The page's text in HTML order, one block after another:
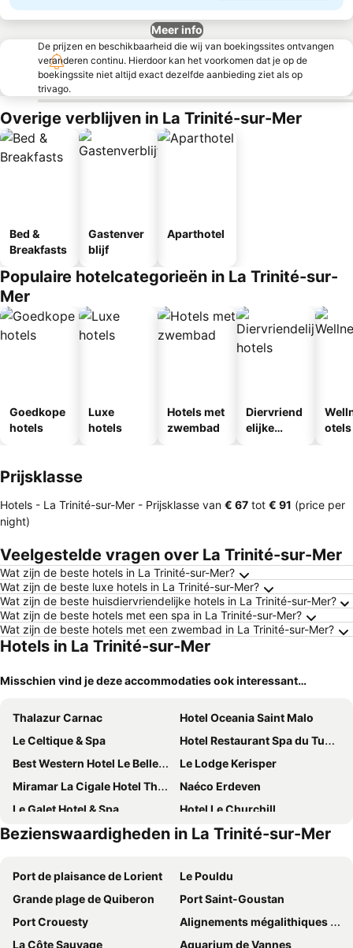
Meer info
De prijzen en beschikbaarheid die wij van boekingssites ontvangen
veranderen continu. Hierdoor kan het voorkomen dat je op de
boekingssite niet altijd exact dezelfde aanbieding ziet als op
trivago.
Overige verblijven in La Trinité-sur-Mer
Bed &
Breakfasts
Gastenver
blijf
Aparthotel
Populaire hotelcategorieën in La Trinité-sur-
Mer
Goedkope
hotels
Luxe
hotels
Hotels met
zwembad
Diervriend
elijke
otels
Prijsklasse
Hotels - La Trinité-sur-Mer - Prijsklasse van ‎€ 67 tot ‎€ 91 (price per
night)
Veelgestelde vragen over La Trinité-sur-Mer
Wat zijn de beste hotels in La Trinité-sur-Mer?
Wat zijn de beste luxe hotels in La Trinité-sur-Mer?
Wat zijn de beste huisdiervriendelijke hotels in La Trinité-sur-Mer?
Wat zijn de beste hotels met een spa in La Trinité-sur-Mer?
Wat zijn de beste hotels met een zwembad in La Trinité-sur-Mer?
Hotels in La Trinité-sur-Mer
Misschien vind je deze accommodaties ook interessant…
Thalazur Carnac
Hotel Oceania Saint Malo
Le Celtique & Spa
Hotel Restaurant Spa du Tumulus Carnac
Best Western Hotel Le Bellevue
Le Lodge Kerisper
Miramar La Cigale Hotel Thalasso & Spa
Naéco Erdeven
Le Galet Hotel & Spa
Hotel Le Churchill
Hôtel Le Diana
Kyriad Auray
Hôtel du Golf de Saint-Laurent
Mercure Quiberon Hotel and Spa
La Marine
Hôtel La Maison des Dunes
Maison OBONO
B&B HOTEL Auray Carnac
Bezienswaardigheden in La Trinité-sur-Mer
Port de plaisance de Lorient
Le Pouldu
Grande plage de Quiberon
Port Saint-Goustan
Port Crouesty
Alignements mégalithiques de Carnac
La Côte Sauvage
Aquarium de Vannes